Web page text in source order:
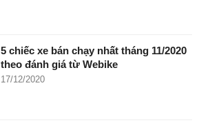
5 chiếc xe bán chạy nhất tháng 11/2020
theo đánh giá từ Webike
17/12/2020